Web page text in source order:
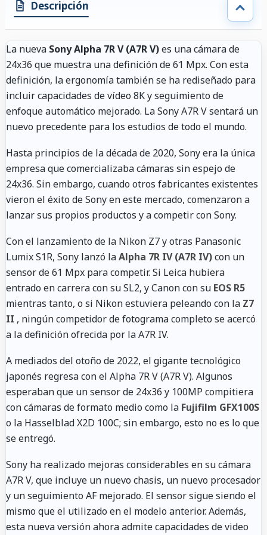
Descripción
La nueva Sony Alpha 7R V (A7R V)es una cámara de
24x36 que muestra una definición de 61 Mpx. Con esta
definición, la ergonomía también se ha rediseñado para
incluir capacidades de vídeo 8K y seguimiento de
enfoque automático mejorado. La Sony A7R V sentará un
nuevo precedente para los estudios de todo el mundo.
Hasta principios de la década de 2020, Sony era la única
empresa que comercializaba cámaras sin espejo de
24x36. Sin embargo, cuando otros fabricantes existentes
vieron el éxito de Sony en este mercado, comenzaron a
lanzar sus propios productos y a competir con Sony.
Con el lanzamiento de la Nikon Z7 y otras Panasonic
Lumix S1R, Sony lanzó laAlpha 7R IV (A7R IV)con un
sensor de 61 Mpx para competir. Si Leica hubiera
entrado en carrera con su SL2, y Canon con su EOS R5
mientras tanto, o si Nikon estuviera peleando con la Z7
II , ningún competidor de fotograma completo se acercó
a la definición ofrecida por la A7R IV.
A mediados del otoño de 2022, el gigante tecnológico
japonés regresa con el Alpha 7R V (A7R V). Algunos
esperaban que un sensor de 24x36 y 100MP compitiera
con cámaras de formato medio como la Fujifilm GFX100S
o la Hasselblad X2D 100C; sin embargo, esto no es lo que
se entregó.
Sony ha realizado mejoras considerables en su cámara
A7R V, que incluye un nuevo chasis, un nuevo procesador
y un seguimiento AF mejorado. El sensor sigue siendo el
mismo que el utilizado en el modelo anterior. Además,
esta nueva versión ahora admite capacidades de video